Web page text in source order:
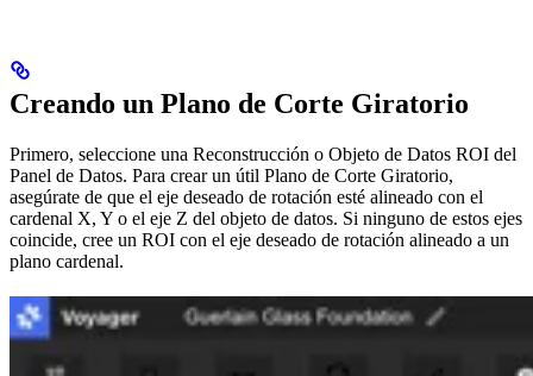
Creando un Plano de Corte Giratorio
Primero, seleccione una Reconstrucción o Objeto de Datos ROI del
Panel de Datos. Para crear un útil Plano de Corte Giratorio,
asegúrate de que el eje deseado de rotación esté alineado con el
cardenal X, Y o el eje Z del objeto de datos. Si ninguno de estos ejes
coincide, cree un ROI con el eje deseado de rotación alineado a un
plano cardenal.